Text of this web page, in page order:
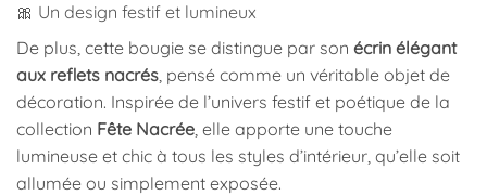
🎀 Un design festif et lumineux
De plus, cette bougie se distingue par son écrin élégant
aux reflets nacrés, pensé comme un véritable objet de
décoration. Inspirée de l’univers festif et poétique de la
collection Fête Nacrée, elle apporte une touche
lumineuse et chic à tous les styles d’intérieur, qu’elle soit
allumée ou simplement exposée.